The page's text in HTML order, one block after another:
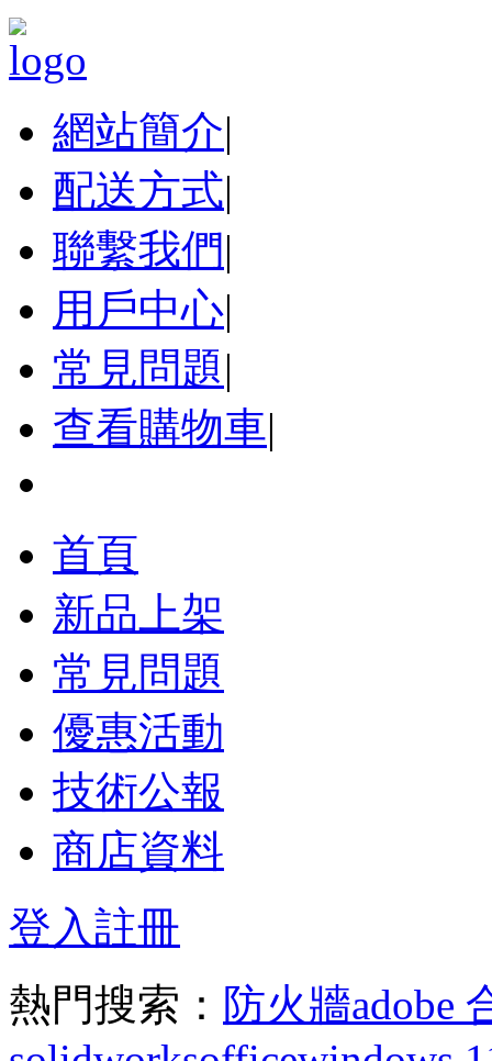
網站簡介|
配送方式|
聯繫我們|
用戶中心|
常見問題|
查看購物車|
首頁
新品上架
常見問題
優惠活動
技術公報
商店資料
登入註冊
熱門搜索： 防火牆adobe